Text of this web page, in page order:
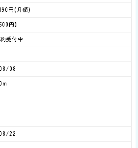
円(月額)
円】
受付中
08
22